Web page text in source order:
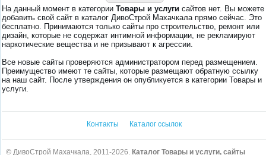
На данный момент в категории Товары и услуги сайтов нет. Вы можете
добавить свой сайт в каталог ДивоСтрой Махачкала прямо сейчас. Это
бесплатно. Принимаются только сайты про строительство, ремонт или
дизайн, которые не содержат интимной информации, не рекламируют
наркотические вещества и не призывают к агрессии.
Все новые сайты проверяются администратором перед размещением.
Преимущество имеют те сайты, которые размещают обратную ссылку
на наш сайт. После утверждения он опубликуется в категории Товары и
услуги.
Контакты Каталог ссылок
© ДивоСтрой Махачкала, 2011-2026. Каталог Товары и услуги, сайты